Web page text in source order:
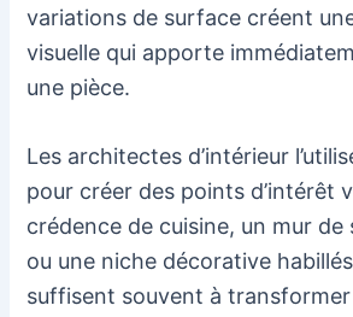
variations de surface créent
visuelle qui apporte
une pièce.
Les architectes d’intérieur
pour créer des points d’intérêt
crédence de cuisine, un mur de
ou une niche décorative
suffisent souvent à